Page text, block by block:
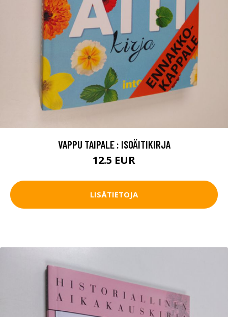
VAPPU TAIPALE : ISOÄITIKIRJA
12.5 EUR
LISÄTIETOJA